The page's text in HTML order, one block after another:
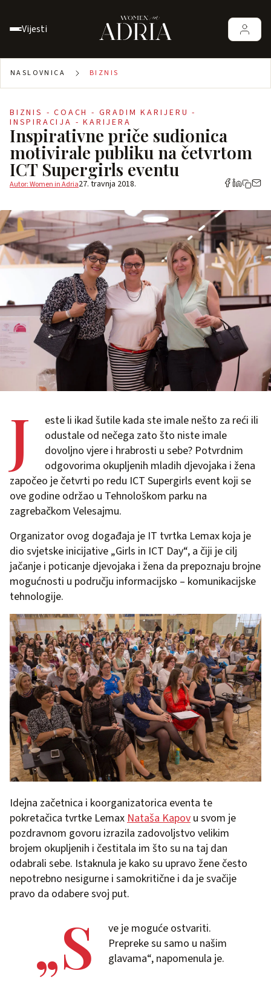
Vijesti
NASLOVNICA BIZNIS
BIZNIS - COACH - GRADIM KARIJERU -
INSPIRACIJA - KARIJERA
Inspirativne priče sudionica
motivirale publiku na četvrtom
ICT Supergirls eventu
Autor: Women in Adria27. travnja 2018.
J
este li ikad šutile kada ste imale nešto za reći ili
odustale od nečega zato što niste imale
dovoljno vjere i hrabrosti u sebe? Potvrdnim
odgovorima okupljenih mladih djevojaka i žena
započeo je četvrti po redu ICT Supergirls event koji se
ove godine održao u Tehnološkom parku na
zagrebačkom Velesajmu.
Organizator ovog događaja je IT tvrtka Lemax koja je
dio svjetske inicijative „Girls in ICT Day“, a čiji je cilj
jačanje i poticanje djevojaka i žena da prepoznaju brojne
mogućnosti u području informacijsko – komunikacijske
tehnologije.
Idejna začetnica i koorganizatorica eventa te
pokretačica tvrtke LemaxNataša Kapov u svom je
pozdravnom govoru izrazila zadovoljstvo velikim
brojem okupljenih i čestitala im što su na taj dan
odabrali sebe. Istaknula je kako su upravo žene često
nepotrebno nesigurne i samokritične i da je svačije
pravo da odabere svoj put.
„S
ve je moguće ostvariti.
Prepreke su samo u našim
glavama“, napomenula je.